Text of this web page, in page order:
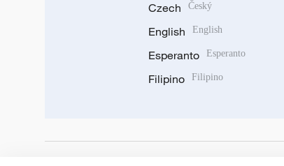
Czech Český
English English
Esperanto Esperanto
Filipino Filipino